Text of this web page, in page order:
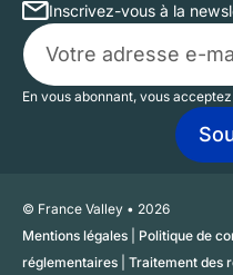
Qui sommes-nous ?
Inscrivez-vous à la
En vous abonnant, vous
© France Valley • 2026
Mentions légales
Politique de
réglementaires
Traitement des